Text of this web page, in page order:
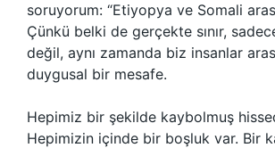
soruyorum: “Etiyopya ve Somali
Çünkü belki de gerçekte sınır,
değil, aynı zamanda biz insanlar
duygusal bir mesafe.
Hepimiz bir şekilde kaybolmuş
Hepimizin içinde bir boşluk var. Bir